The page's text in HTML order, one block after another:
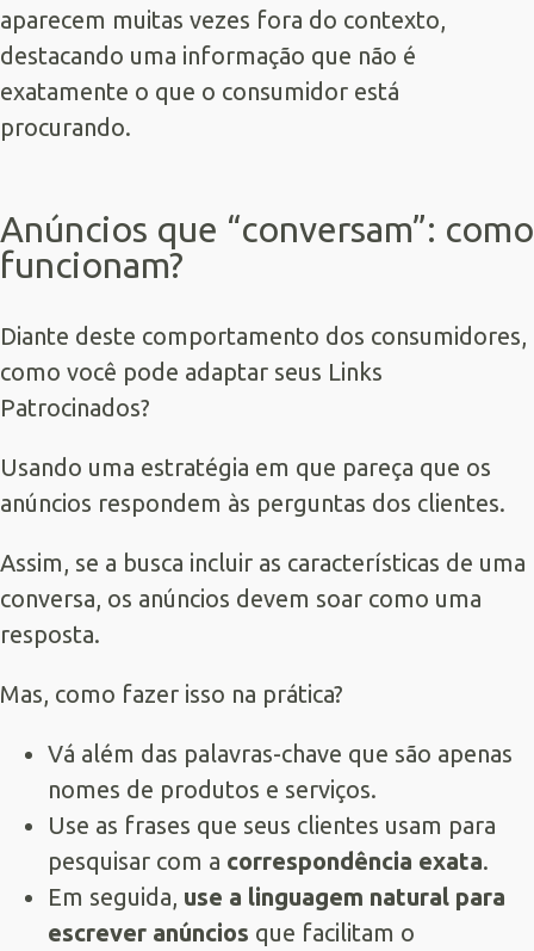
aparecem muitas vezes fora do contexto,
destacando uma informação que não é
exatamente o que o consumidor está
procurando.
Anúncios que “conversam”: como
funcionam?
Diante deste comportamento dos consumidores,
como você pode adaptar seus Links
Patrocinados?
Usando uma estratégia em que pareça que os
anúncios respondem às perguntas dos clientes.
Assim, se a busca incluir as características de uma
conversa, os anúncios devem soar como uma
resposta.
Mas, como fazer isso na prática?
Vá além das palavras-chave que são apenas
nomes de produtos e serviços.
Use as frases que seus clientes usam para
pesquisar com a correspondência exata.
Em seguida, use a linguagem natural para
escrever anúncios que facilitam o